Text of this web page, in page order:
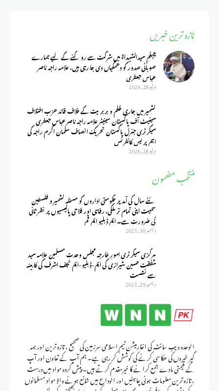
الوحدہ ویب سائٹ کی انفارمیشن ٹیم اسلامی سرزمین کی صحیح ، تازہ ترین اور ہمہ
گیر خبروں کی عکاسی کرنے کی کوشش کر رہی ہے۔ ہم آپ کے تعاون اور آپ
کے قیمتی مادے جمع کرانے کا خیرمقدم کرتے ہیں۔ پیش کردہ مواد میں درست
، تازہ ترین معلومات ہونی چاہئیں اور الوداع میں شائع ہونے والا مواد مسلمانوں
تازہ ترین خبریں
چہلمِ سیدالشہداءؑ میں شرکت سے روکنے کے لیے ہمارے
صوبائی صدور کو دھمکیاں دی جا رہی ہیں، علامہ راجہ ناصر
عباس جعفری
يوليو 28, 2026
کشمیر میں جاری ظلم و بربریت کے خلاف قائد حزب اختلاف
سینیٹ آف پاکستان سینیٹر علامہ راجہ ناصر عباس جعفری
سیکرٹری جنرل پاکستان تحریک انصاف سلمان اکرم راجہ کی
اہم پریس کانفرنس
يوليو 28, 2026
منتخب مضمون
نئے سال کی آمد پر حکومتی اداروں کو مسئلہ کشمیر و فلسطین
سمیت اپنی تمام تر ملکی، رفاہی اور فلاحی پالیسیوں پر نظر ثانی
کی ضرورت ہے۔ ایم ڈبلیو ایم قم
ديسمبر 30, 2023
مرکزی سیکرٹری امورِ خارجہ مجلس وحدت مسلمین علامہ سید
شفقت حسین شیرازی کی ایم-ڈبلیو-ایم نجف اشرف کی کابینہ
سے نشست
ديسمبر 29, 2023